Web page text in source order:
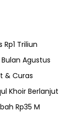
Triliun
Agustus
& Curas
Khoir Berlanjut
Rp35 M